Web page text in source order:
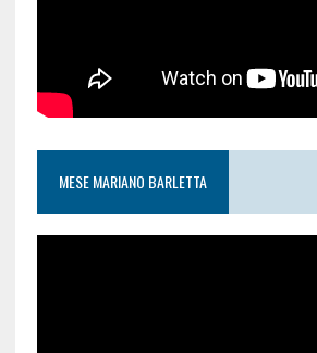
MESE MARIANO BARLETTA